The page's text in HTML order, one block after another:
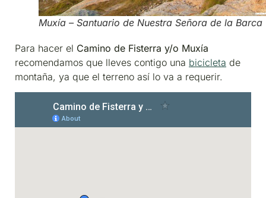
Muxía – Santuario de Nuestra Señora de la Barca
Para hacer el Camino de Fisterra y/o Muxía
recomendamos que lleves contigo una bicicleta de
montaña, ya que el terreno así lo va a requerir.